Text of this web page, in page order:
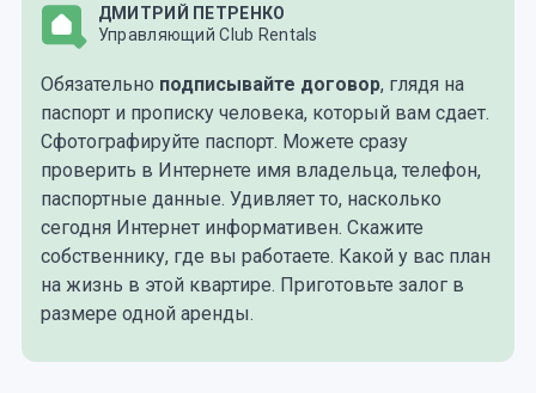
ДМИТРИЙ ПЕТРЕНКО
Управляющий Club Rentals
Обязательно подписывайте договор, глядя на
паспорт и прописку человека, который вам сдает.
Сфотографируйте паспорт. Можете сразу
проверить в Интернете имя владельца, телефон,
паспортные данные. Удивляет то, насколько
сегодня Интернет информативен. Скажите
собственнику, где вы работаете. Какой у вас план
на жизнь в этой квартире. Приготовьте залог в
размере одной аренды.